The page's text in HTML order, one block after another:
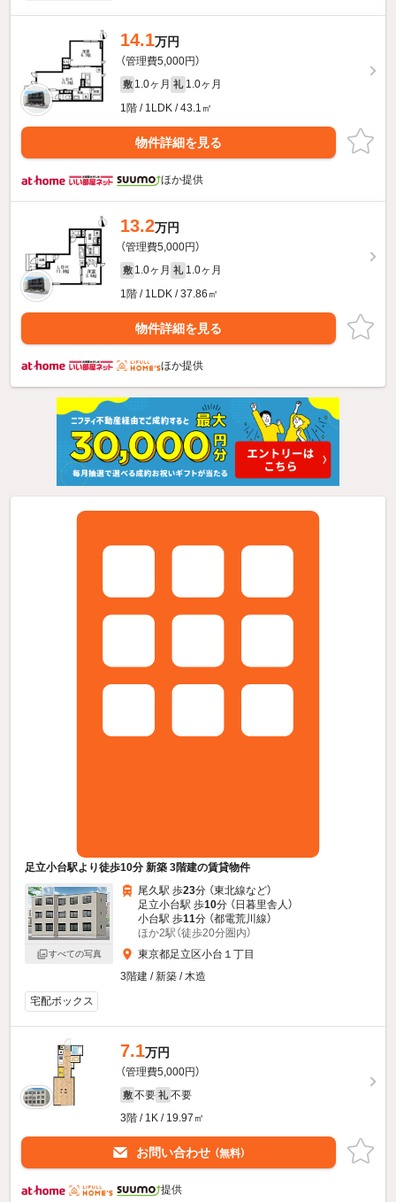
14.1万円
（管理費5,000円）
敷 1.0ヶ月 礼 1.0ヶ月
1階 / 1LDK / 43.1㎡
物件詳細を見る
ほか提供
13.2万円
（管理費5,000円）
敷 1.0ヶ月 礼 1.0ヶ月
1階 / 1LDK / 37.86㎡
物件詳細を見る
ほか提供
足立小台駅より徒歩10分 新築 3階建の賃貸物件
すべての写真
尾久駅 歩23分 （東北線など）
足立小台駅 歩10分 （日暮里舎人）
小台駅 歩11分 （都電荒川線）
ほか2駅（徒歩20分圏内）
東京都足立区小台１丁目
3階建 / 新築 / 木造
宅配ボックス
7.1万円
（管理費5,000円）
敷 不要 礼 不要
3階 / 1K / 19.97㎡
お問い合わせ （無料）
提供